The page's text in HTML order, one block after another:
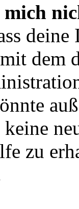
dem
zu